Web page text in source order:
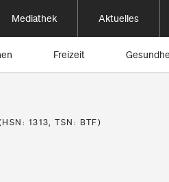
Mediathek Aktuelles
Freizeit
1313, TSN: BTF)